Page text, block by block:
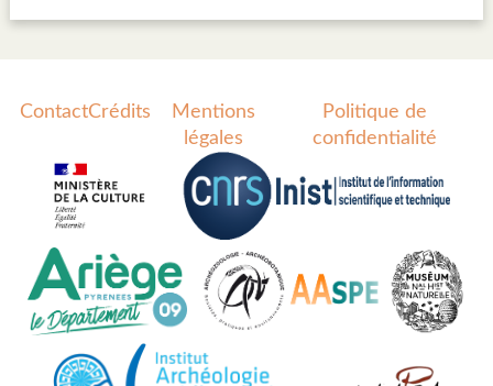
ContactCrédits
Mentions
légales
Politique de
confidentialité